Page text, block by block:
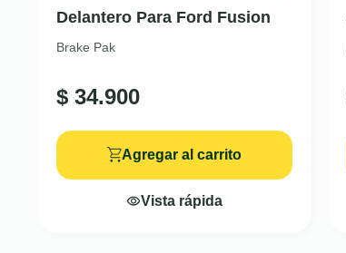
Delantero Para Ford Fusion
Brake Pak
$ 34.900
Agregar al carrito
Vista rápida